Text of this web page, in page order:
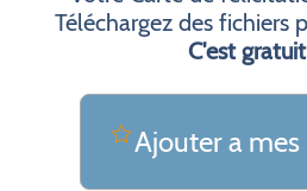
Téléchargez des fichiers
C'est
Ajouter a mes